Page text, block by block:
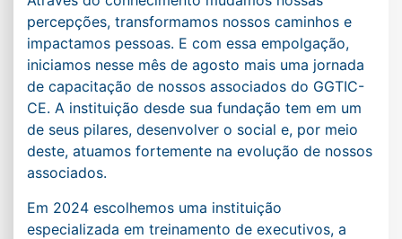
percepções, transformamos nossos caminhos e
impactamos pessoas. E com essa empolgação,
iniciamos nesse mês de agosto mais uma jornada
de capacitação de nossos associados do GGTIC-
CE. A instituição desde sua fundação tem em um
de seus pilares, desenvolver o social e, por meio
deste, atuamos fortemente na evolução de nossos
associados.
Em 2024 escolhemos uma instituição
especializada em treinamento de executivos, a